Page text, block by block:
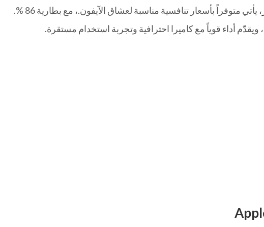
، يأتي متوفراً بأسعار تنافسية مناسبة لعشاق الآيفون.، مع بطارية 86 %.